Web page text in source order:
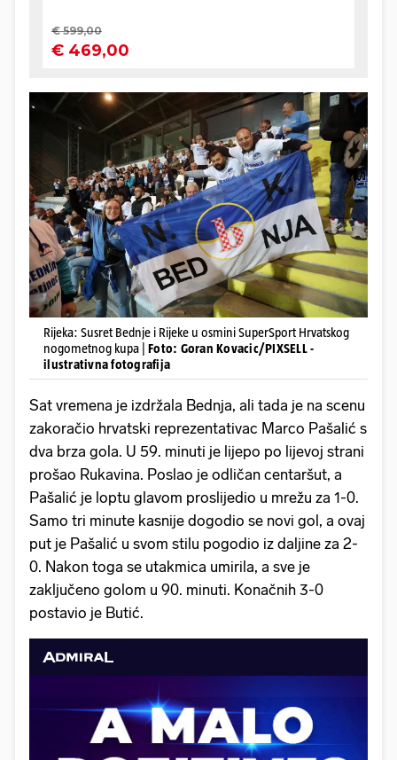
Rijeka: Susret Bednje i Rijeke u osmini SuperSport Hrvatskog
nogometnog kupa | Foto: Goran Kovacic/PIXSELL -
ilustrativna fotografija
Sat vremena je izdržala Bednja, ali tada je na scenu
zakoračio hrvatski reprezentativac Marco Pašalić s
dva brza gola. U 59. minuti je lijepo po lijevoj strani
prošao Rukavina. Poslao je odličan centaršut, a
Pašalić je loptu glavom proslijedio u mrežu za 1-0.
Samo tri minute kasnije dogodio se novi gol, a ovaj
put je Pašalić u svom stilu pogodio iz daljine za 2-
0. Nakon toga se utakmica umirila, a sve je
zaključeno golom u 90. minuti. Konačnih 3-0
postavio je Butić.